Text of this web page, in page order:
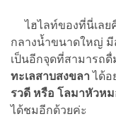
ไฮไลท์ของที่นี่เลย
กลางน้ำขนาดใหญ่
เป็นอีกจุดที่สามารถ
ทะเลสาบสงขลา ได้อ
รวดี หรือ โลมาหัวห
ได้ชมอีกด้วยค่ะ